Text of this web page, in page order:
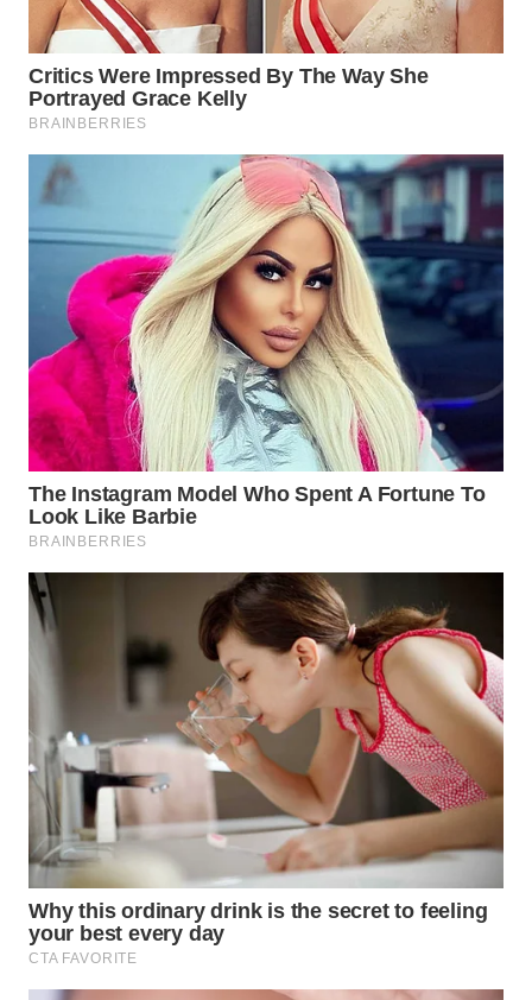
NATUNA
WN
BINTAN
MANDALIKA
WN
LIKUPANG
WN
LABUANBAJO
WN
BORNEO
Wahana
Media
WAHANA
WAHANA
ADVOKAT
WAHANA
INFRASTRUKTUR
WAHANA
KONSUMEN